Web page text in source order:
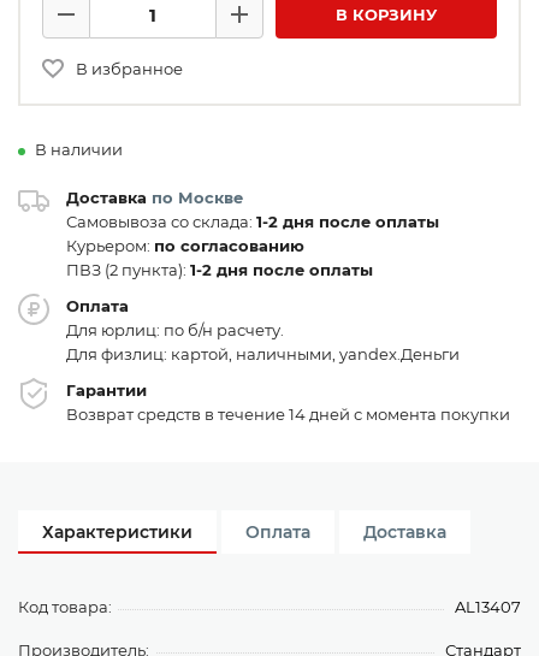
Минус
Плюс В КОРЗИНУ
В избранное
В наличии
Доставка по Москве
Самовывоза со склада: 1-2 дня после оплаты
Курьером: по согласованию
ПВЗ (2 пункта): 1-2 дня после оплаты
Оплата
Для юрлиц: по б/н расчету.
Для физлиц: картой, наличными, yandex.Деньги
Гарантии
Возврат средств в течение 14 дней с момента покупки
Характеристики Оплата Доставка
Код товара: AL13407
Производитель: Стандарт